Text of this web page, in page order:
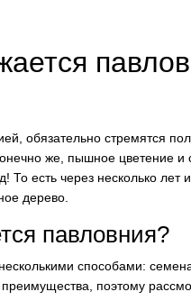
обязательно стремятся
же, пышное цветение и
То есть через несколько
дерево.
павловния?
способами:
поэтому